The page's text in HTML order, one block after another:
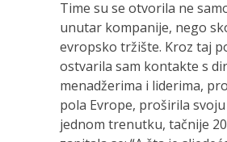
Time su se otvorila ne
unutar kompanije, nego
evropsko tržište. Kroz taj
ostvarila sam kontakte s
menadžerima i liderima,
pola Evrope, proširila
jednom trenutku, tačnije